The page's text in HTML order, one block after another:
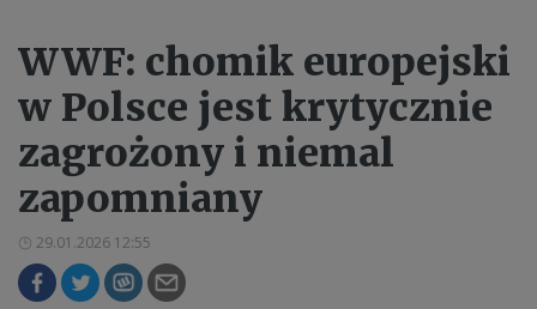
WWF: chomik europejski
w Polsce jest krytycznie
zagrożony i niemal
zapomniany
29.01.2026 12:55